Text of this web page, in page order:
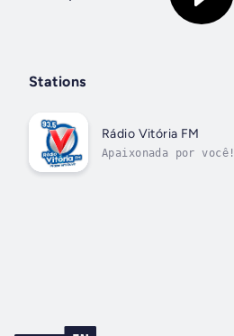
Stations
Rádio Vitória FM
Apaixonada por você!